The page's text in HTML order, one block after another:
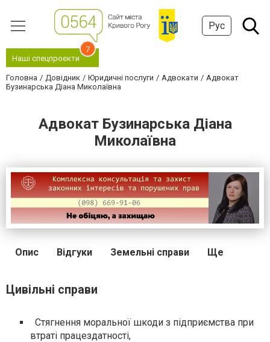
Рус
Наші спецпроєкти
7
Головна Довідник Юридичні послуги Адвокати
Адвокат
Бузинарська Діана Миколаївна
Адвокат Бузинарська Діана
Миколаївна
Опис Відгуки Земельні справи Ще
Цивільні справи
Стягнення моральної шкоди з підприємства при
втраті працездатності,